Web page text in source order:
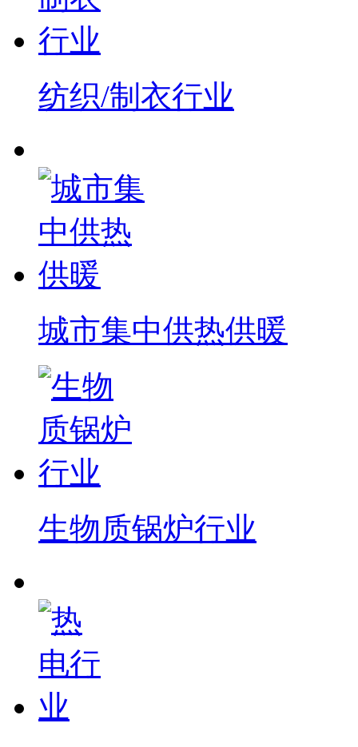
纺织/制衣行业
城市集中供热供暖
生物质锅炉行业